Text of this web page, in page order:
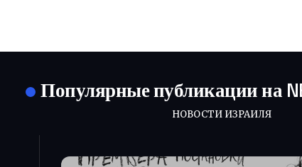
Популярные публикации на
НОВОСТИ ИЗРАИЛЯ